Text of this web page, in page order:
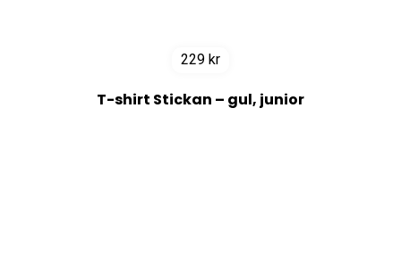
229 kr
T-shirt Stickan – gul, junior